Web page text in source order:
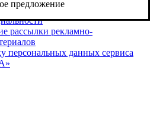
предложение
персональных данных
рассылки рекламно-
персональных данных сервиса